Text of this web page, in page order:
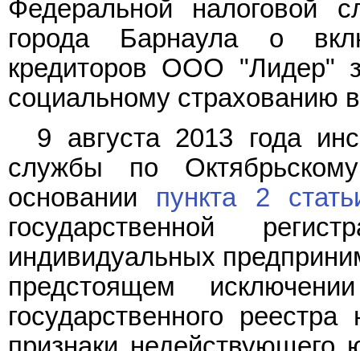
Федеральной налоговой
города Барнаула о
кредиторов ООО "Лидер"
социальному страхованию
9 августа 2013 года
службы по
основании пункта 2
государственной
индивидуальных
предстоящем
государственного